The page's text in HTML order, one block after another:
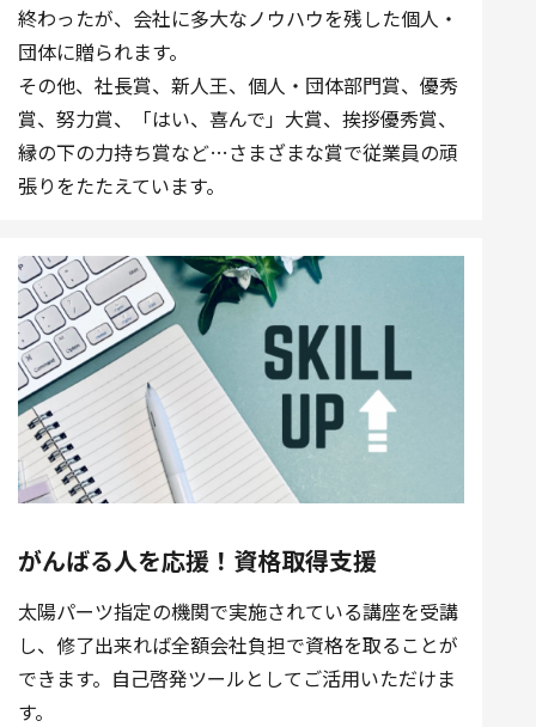
終わったが、会社に多大なノウハウを残した個人・
団体に贈られます。
その他、社長賞、新人王、個人・団体部門賞、優秀
賞、努力賞、「はい、喜んで」大賞、挨拶優秀賞、
縁の下の力持ち賞など…さまざまな賞で従業員の頑
張りをたたえています。
がんばる人を応援！資格取得支援
太陽パーツ指定の機関で実施されている講座を受講
し、修了出来れば全額会社負担で資格を取ることが
できます。自己啓発ツールとしてご活用いただけま
す。